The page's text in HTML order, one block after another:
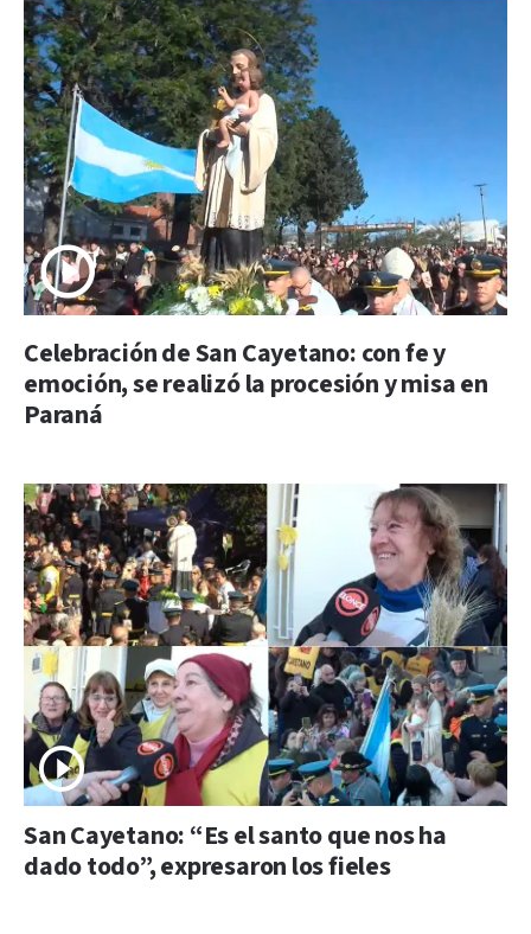
Celebración de San Cayetano: con fe y
emoción, se realizó la procesión y misa en
Paraná
San Cayetano: “Es el santo que nos ha
dado todo”, expresaron los fieles